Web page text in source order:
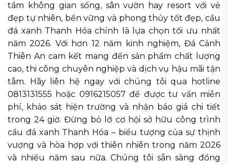
tầm không gian sống, sân vườn hay resort với vẻ
đẹp tự nhiên, bền vững và phong thủy tốt đẹp, cầu
đá xanh Thanh Hóa chính là lựa chọn tối ưu nhất
năm 2026. Với hơn 12 năm kinh nghiệm, Đá Cảnh
Thiên An cam kết mang đến sản phẩm chất lượng
cao, thi công chuyên nghiệp và dịch vụ hậu mãi tận
tâm. Hãy liên hệ ngay với chúng tôi qua hotline
0813131555 hoặc 0916215057 để được tư vấn miễn
phí, khảo sát hiện trường và nhận báo giá chi tiết
trong 24 giờ. Đừng bỏ lỡ cơ hội sở hữu công trình
cầu đá xanh Thanh Hóa – biểu tượng của sự thịnh
vượng và hòa hợp với thiên nhiên trong năm 2026
và nhiều năm sau nữa. Chúng tôi sẵn sàng đồng